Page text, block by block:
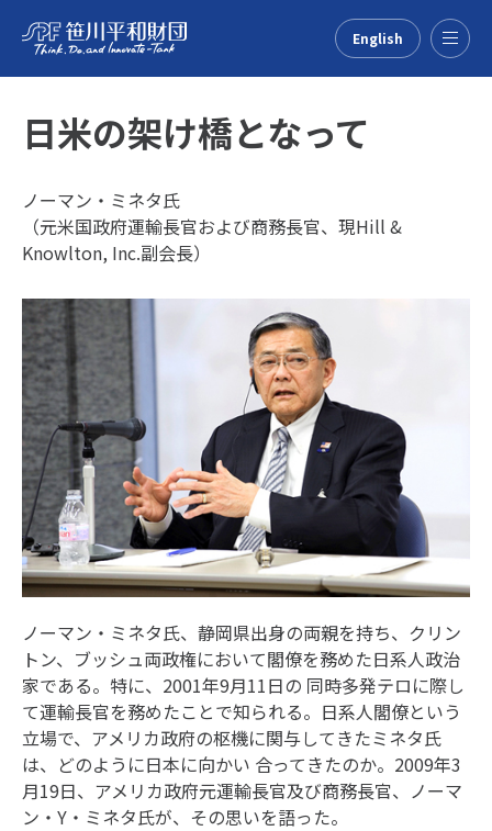
English
日米の架け橋となって
ノーマン・ミネタ氏
（元米国政府運輸長官および商務長官、現Hill &
Knowlton, Inc.副会長）
ノーマン・ミネタ氏、静岡県出身の両親を持ち、クリン
トン、ブッシュ両政権において閣僚を務めた日系人政治
家である。特に、2001年9月11日の 同時多発テロに際し
て運輸長官を務めたことで知られる。日系人閣僚という
立場で、アメリカ政府の枢機に関与してきたミネタ氏
は、どのように日本に向かい 合ってきたのか。2009年3
月19日、アメリカ政府元運輸長官及び商務長官、ノーマ
ン・Y・ミネタ氏が、その思いを語った。